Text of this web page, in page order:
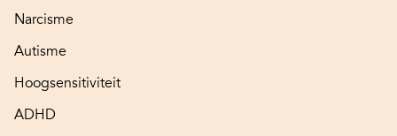
Narcisme
Autisme
Hoogsensitiviteit
ADHD